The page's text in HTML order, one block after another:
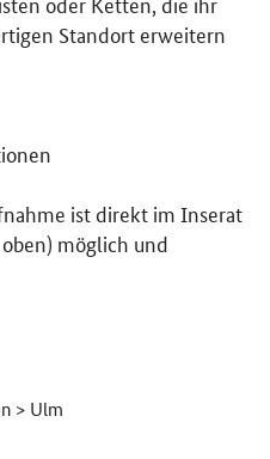
Standort erweitern
ist direkt im Inserat
möglich und
> Ulm